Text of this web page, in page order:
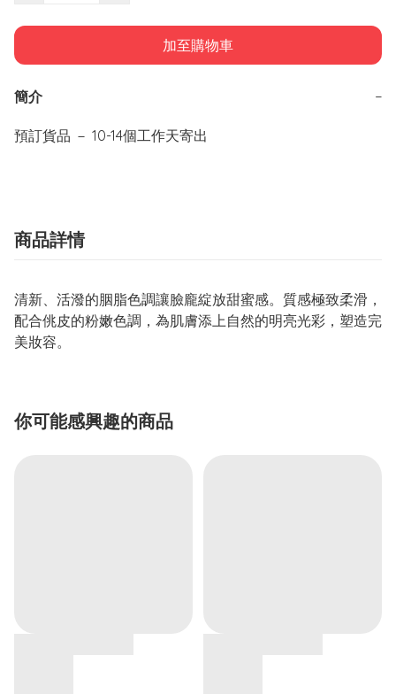
加至購物車
簡介 −
預訂貨品 － 10-14個工作天寄出
商品詳情
清新、活潑的胭脂色調讓臉龐綻放甜蜜感。質感極致柔滑，
配合佻皮的粉嫩色調，為肌膚添上自然的明亮光彩，塑造完
美妝容。
你可能感興趣的商品